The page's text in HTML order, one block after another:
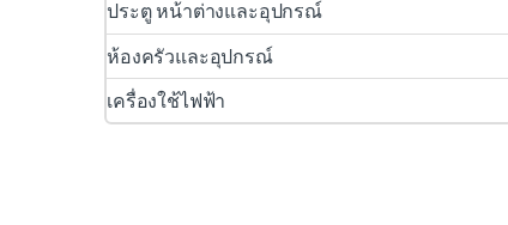
ประตู หน้าต่างและอุปกรณ์
ห้องครัวและอุปกรณ์
เครื่องใช้ไฟฟ้า